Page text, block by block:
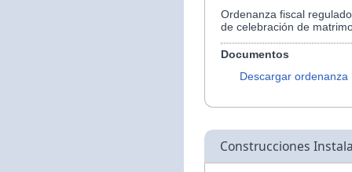
Ordenanza fiscal
de celebración de
Documentos
Descargar ordenanza
Construcciones